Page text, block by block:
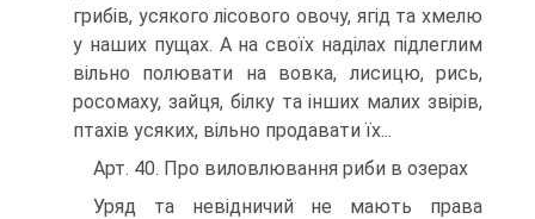
грибів, усякого лісового овочу, ягід та хмелю
у наших пущах. А на своїх наділах підлеглим
вільно полювати на вовка, лисицю, рись,
росомаху, зайця, білку та інших малих звірів,
птахів усяких, вільно продавати їх...
Арт. 40. Про виловлювання риби в озерах
Уряд та невідничий не мають права